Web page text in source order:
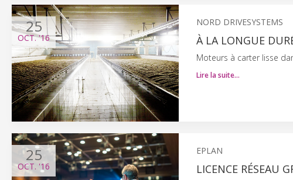
25
OCT.'16
NORD DRIVESYSTEMS
À LA LONGUE
Moteurs à carter lisse
Lire la suite…
25
OCT. '16
EPLAN
LICENCE RÉSEAU